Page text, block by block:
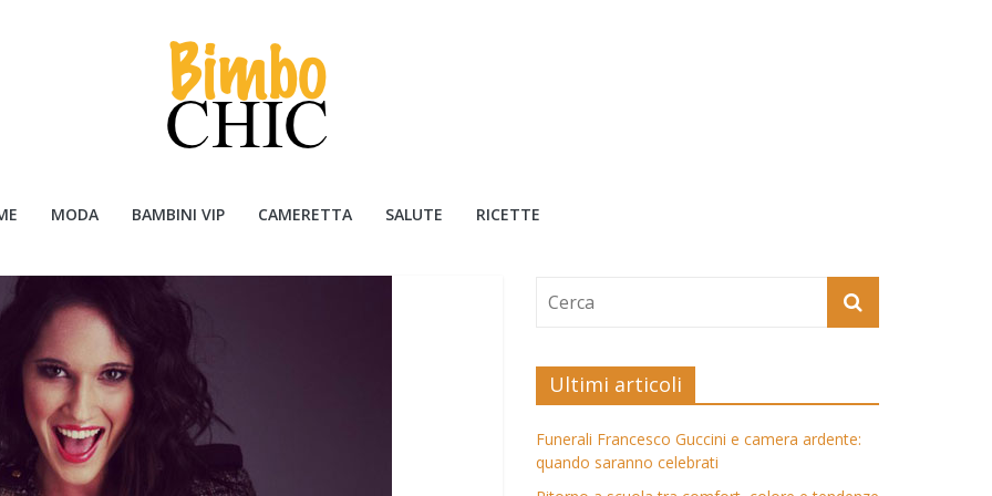
MODA BAMBINI VIP CAMERETTA SALUTE RICETTE
Ultimi articoli
Funerali Francesco Guccini e camera ardente:
quando saranno celebrati